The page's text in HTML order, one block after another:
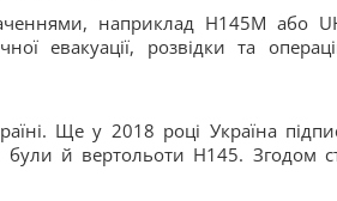
наприклад H145M або
евакуації, розвідки та
Ще у 2018 році Україна
й вертольоти H145. Згодом